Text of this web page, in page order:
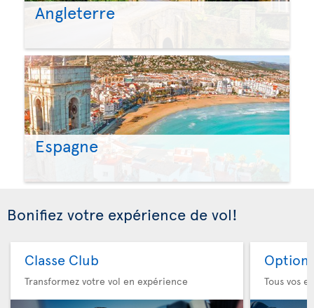
Angleterre
Espagne
Bonifiez votre expérience de vol!
Classe Club
Transformez votre vol en expérience
Option
Tous vos